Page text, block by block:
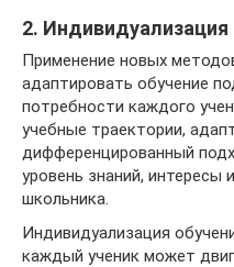
2. Индивидуализация
Применение новых
адаптировать обучение
потребности каждого
учебные траектории,
дифференцированный
уровень знаний, интересы
школьника.
Индивидуализация
каждый ученик может